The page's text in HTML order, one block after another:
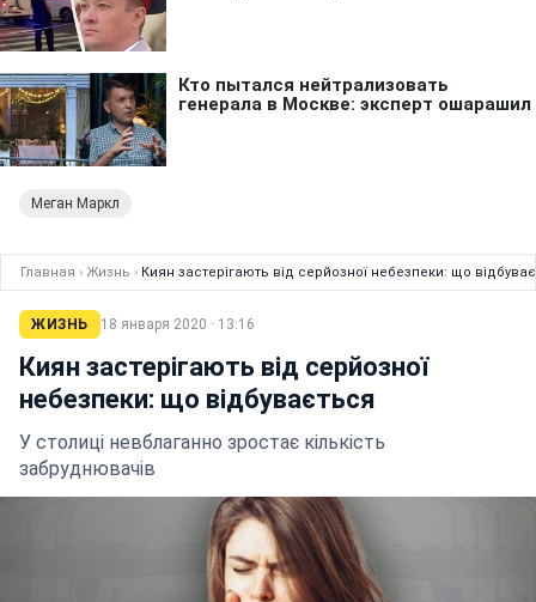
Меган Маркл
Главная › Жизнь › Киян застерігають від серйозної небезпеки: що
ЖИЗНЬ 18 января 2020 · 13:16
Киян застерігають від серйозної
небезпеки: що відбувається
У столиці невблаганно зростає кількість
забруднювачів